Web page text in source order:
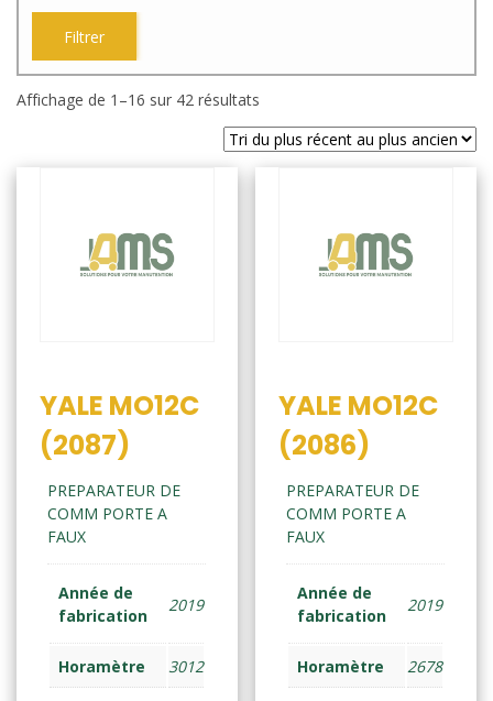
Filtrer
Affichage de 1–16 sur 42 résultats
du
plus
YALE MO12C
(2087)
PREPARATEUR DE
COMM PORTE A
FAUX
Année de
fabrication
2019
Horamètre 3012
YALE MO12C
(2086)
PREPARATEUR DE
COMM PORTE A
FAUX
Année de
fabrication
2019
Horamètre 2678